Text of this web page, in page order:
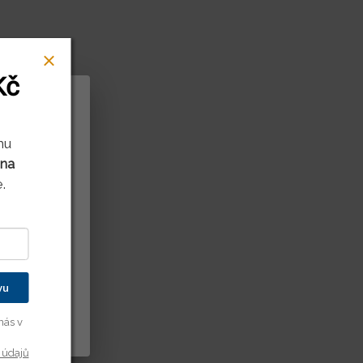
cookies
naše
děláte.
vašim
s
vašich
cookies
v